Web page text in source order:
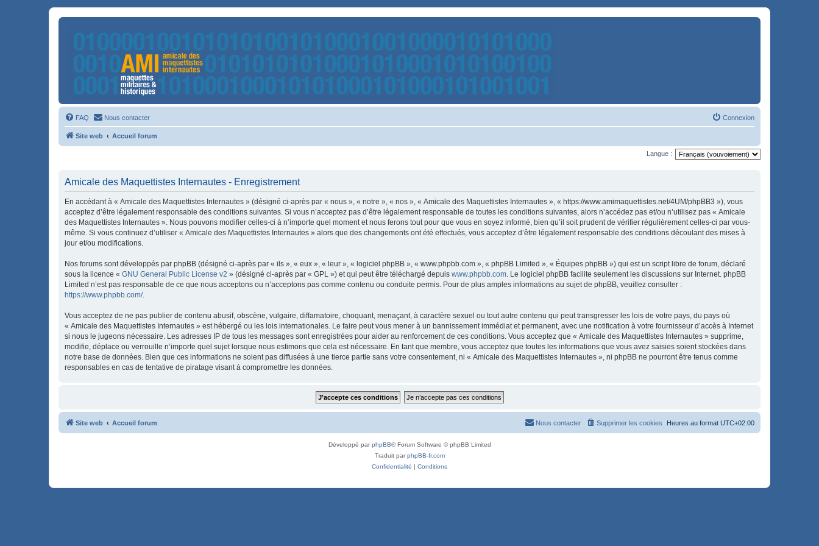
FAQ Nous contacter Connexion
Site web Accueil forum
Langue :
Amicale des Maquettistes Internautes - Enregistrement
En accédant à « Amicale des Maquettistes Internautes » (désigné ci-après par « nous », « notre », « nos », « Amicale des Maquettistes Internautes », « https://www.amimaquettistes.net/4UM/phpBB3 »), vous
acceptez d’être légalement responsable des conditions suivantes. Si vous n’acceptez pas d’être légalement responsable de toutes les conditions suivantes, alors n’accédez pas et/ou n’utilisez pas « Amicale
des Maquettistes Internautes ». Nous pouvons modifier celles-ci à n’importe quel moment et nous ferons tout pour que vous en soyez informé, bien qu’il soit prudent de vérifier régulièrement celles-ci par vous-
même. Si vous continuez d’utiliser « Amicale des Maquettistes Internautes » alors que des changements ont été effectués, vous acceptez d’être légalement responsable des conditions découlant des mises à
jour et/ou modifications.
Nos forums sont développés par phpBB (désigné ci-après par « ils », « eux », « leur », « logiciel phpBB », « www.phpbb.com », « phpBB Limited », « Équipes phpBB ») qui est un script libre de forum, déclaré
sous la licence « GNU General Public License v2 » (désigné ci-après par « GPL ») et qui peut être téléchargé depuis www.phpbb.com . Le logiciel phpBB facilite seulement les discussions sur Internet. phpBB
Limited n’est pas responsable de ce que nous acceptons ou n’acceptons pas comme contenu ou conduite permis. Pour de plus amples informations au sujet de phpBB, veuillez consulter :
https://www.phpbb.com/.
Vous acceptez de ne pas publier de contenu abusif, obscène, vulgaire, diffamatoire, choquant, menaçant, à caractère sexuel ou tout autre contenu qui peut transgresser les lois de votre pays, du pays où
« Amicale des Maquettistes Internautes » est hébergé ou les lois internationales. Le faire peut vous mener à un bannissement immédiat et permanent, avec une notification à votre fournisseur d’accès à Internet
si nous le jugeons nécessaire. Les adresses IP de tous les messages sont enregistrées pour aider au renforcement de ces conditions. Vous acceptez que « Amicale des Maquettistes Internautes » supprime,
modifie, déplace ou verrouille n’importe quel sujet lorsque nous estimons que cela est nécessaire. En tant que membre, vous acceptez que toutes les informations que vous avez saisies soient stockées dans
notre base de données. Bien que ces informations ne soient pas diffusées à une tierce partie sans votre consentement, ni « Amicale des Maquettistes Internautes », ni phpBB ne pourront être tenus comme
responsables en cas de tentative de piratage visant à compromettre les données.
Site web Accueil forum Heures au format UTC+02:00
Supprimer les cookies
Nous contacter
Développé parphpBB® Forum Software © phpBB Limited
Traduit parphpBB-fr.com
Confidentialité | Conditions